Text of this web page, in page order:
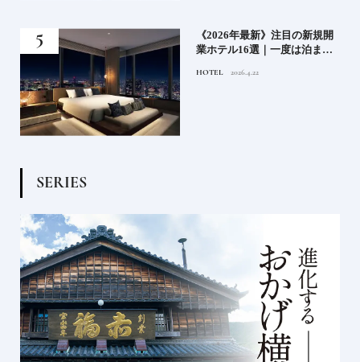
《2026年最新》注目の新規開
業ホテル16選｜一度は泊まり
ホテル
HOTEL 2026.4.22
SERIES